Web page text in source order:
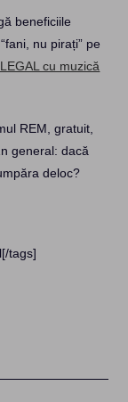
beneficiile
nu pirați” pe
cu muzică
REM, gratuit,
general: dacă
deloc?
tags]